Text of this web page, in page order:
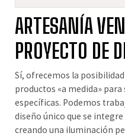
ARTESANÍA
PROYECTO DE
Sí, ofrecemos la
productos «a medida»
específicas. Podemos
diseño único que se
creando una iluminación